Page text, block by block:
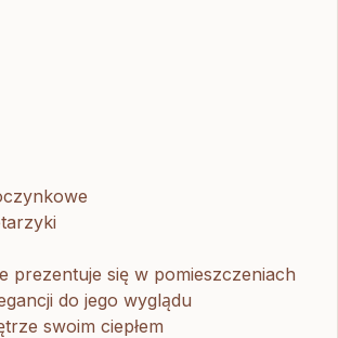
prezentuje się w pomieszczeniach
do jego wyglądu
swoim ciepłem